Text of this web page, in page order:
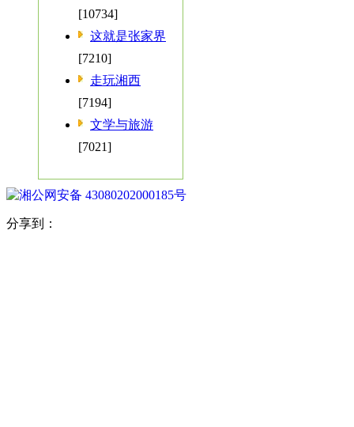
[10734]
这就是张家界
[7210]
走玩湘西
[7194]
文学与旅游
[7021]
湘公网安备 43080202000185号
分享到：